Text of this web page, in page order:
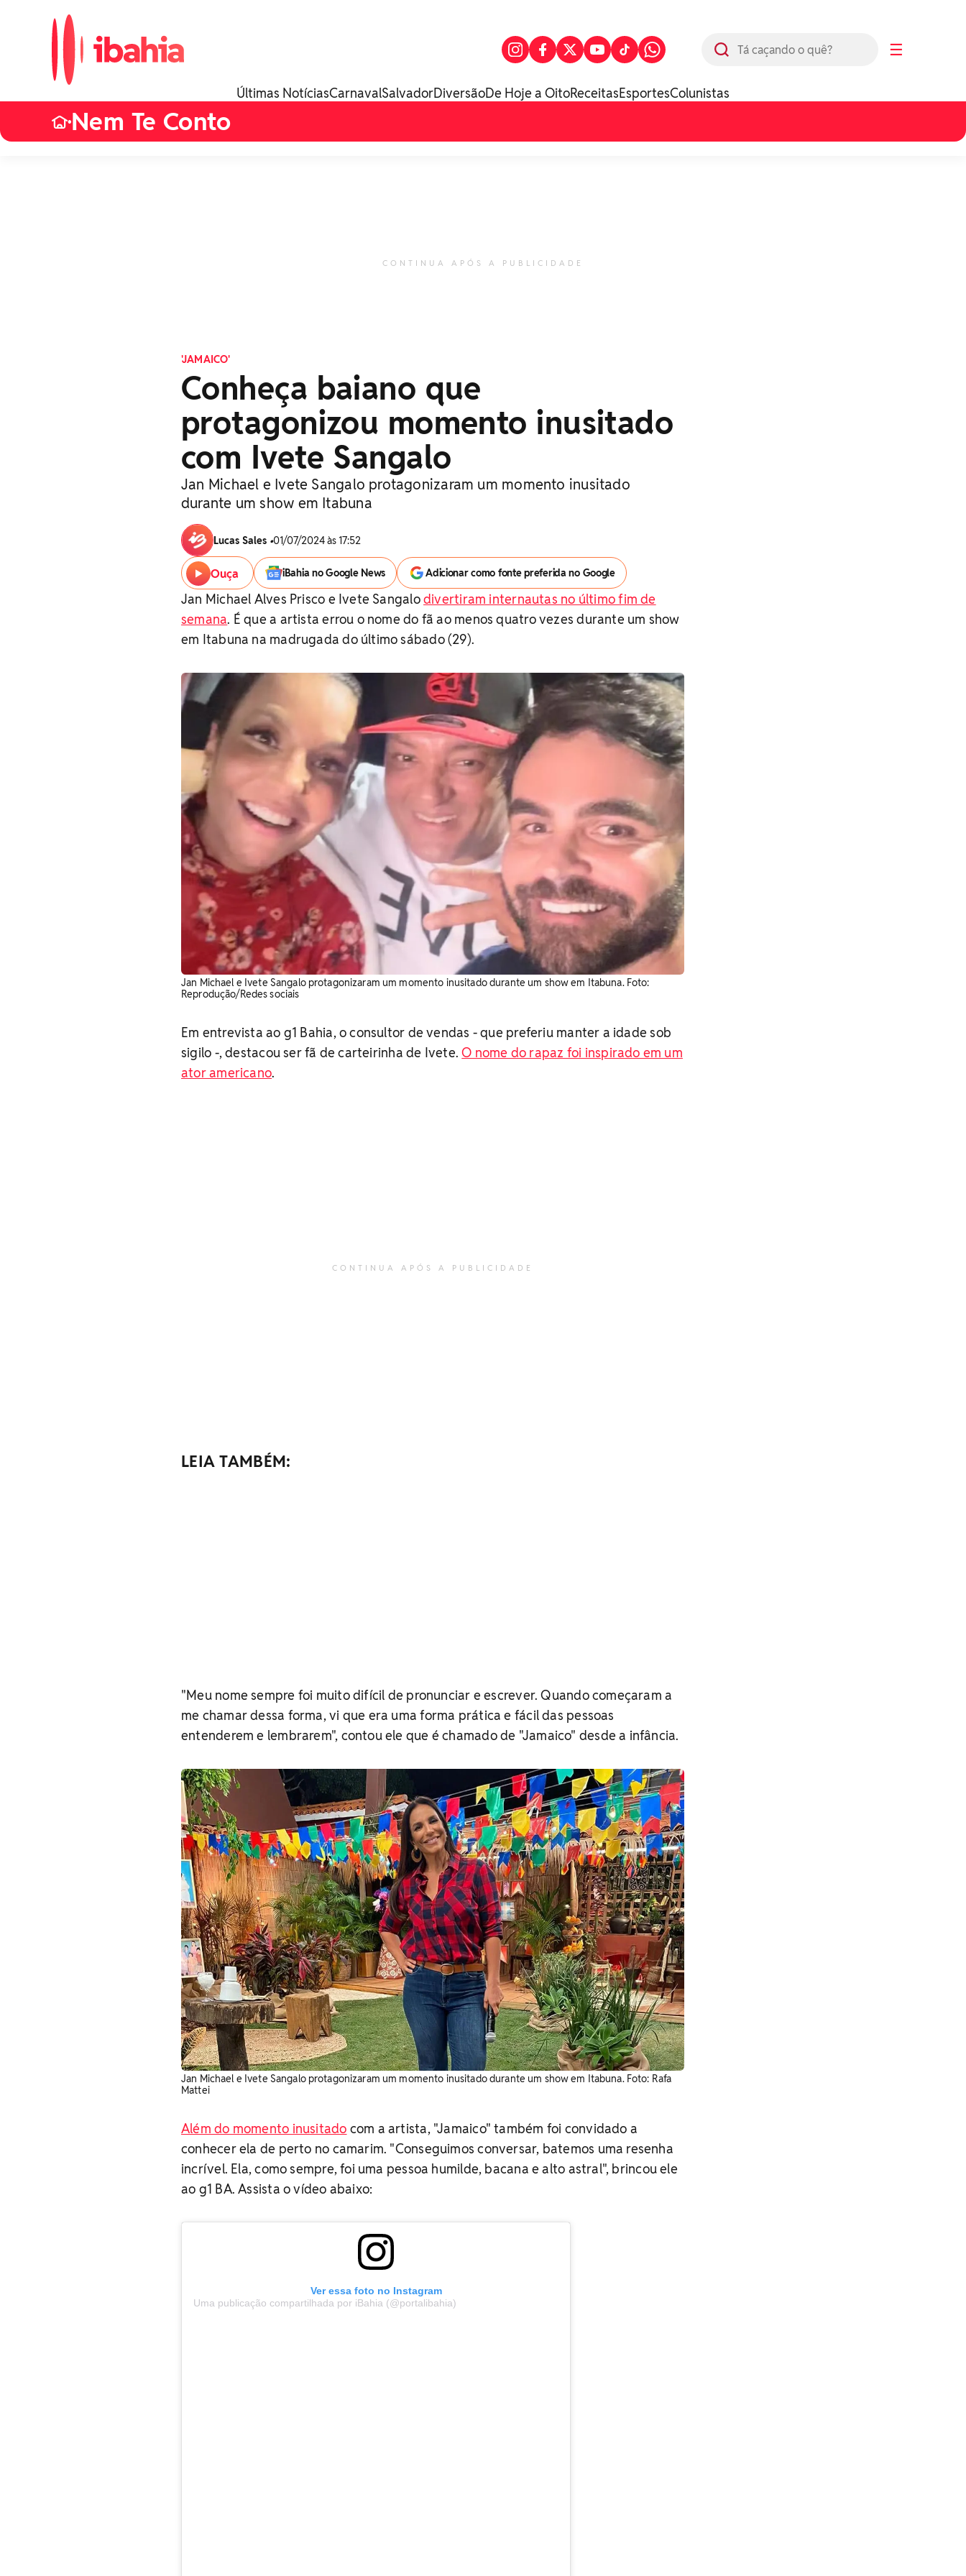
☰
Últimas NotíciasCarnavalSalvadorDiversãoDe Hoje a OitoReceitasEsportesColunistas
•Nem Te Conto
CONTINUA APÓS A PUBLICIDADE
'JAMAICO'
Conheça baiano que
protagonizou momento inusitado
com Ivete Sangalo
Jan Michael e Ivete Sangalo protagonizaram um momento inusitado
durante um show em Itabuna
Lucas Sales •01/07/2024 às 17:52
Ouça iBahia no Google News Adicionar como fonte preferida no Google
Jan Michael Alves Prisco e Ivete Sangalodivertiram internautas no último fim de
semana. É que a artista errou o nome do fã ao menos quatro vezes durante um show
em Itabuna na madrugada do último sábado (29).
Jan Michael e Ivete Sangalo protagonizaram um momento inusitado durante um show em Itabuna. Foto:
Reprodução/Redes sociais
Em entrevista ao g1 Bahia, o consultor de vendas - que preferiu manter a idade sob
sigilo -, destacou ser fã de carteirinha de Ivete.O nome do rapaz foi inspirado em um
ator americano.
CONTINUA APÓS A PUBLICIDADE
LEIA TAMBÉM:
"Meu nome sempre foi muito difícil de pronunciar e escrever. Quando começaram a
me chamar dessa forma, vi que era uma forma prática e fácil das pessoas
entenderem e lembrarem", contou ele que é chamado de "Jamaico" desde a infância.
Jan Michael e Ivete Sangalo protagonizaram um momento inusitado durante um show em Itabuna. Foto: Rafa
Mattei
Além do momento inusitado com a artista, "Jamaico" também foi convidado a
conhecer ela de perto no camarim. "Conseguimos conversar, batemos uma resenha
incrível. Ela, como sempre, foi uma pessoa humilde, bacana e alto astral", brincou ele
ao g1 BA. Assista o vídeo abaixo:
Ver essa foto no Instagram
Uma publicação compartilhada por iBahia (@portalibahia)